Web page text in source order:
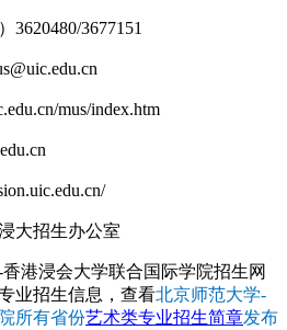
3620480/3677151
mus/index.htm
大招生办公室
港浸会大学联合国际学院招生网
业招生信息，查看北京师范大学-
所有省份艺术类专业招生简章发布